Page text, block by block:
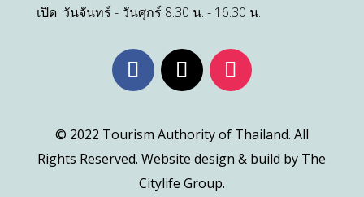
เปิด: วันจันทร์ - วันศุกร์ 8.30 น. - 16.30 น.
© 2022 Tourism Authority of Thailand. All
Rights Reserved. Website design & build by The
Citylife Group.